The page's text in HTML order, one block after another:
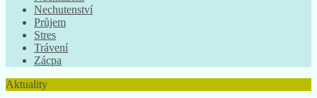
Nechutenství
Průjem
Stres
Trávení
Zácpa
Aktuality